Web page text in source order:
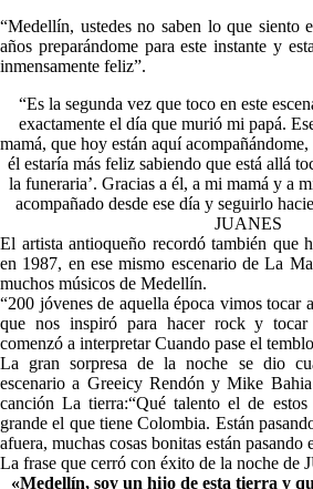
“Medellín, ustedes no saben lo que siento
años preparándome para este instante y
inmensamente feliz”.
“Es la segunda vez que toco en este
exactamente el día que murió mi papá.
mamá, que hoy están aquí
él estaría más feliz sabiendo que está allá
la funeraria’. Gracias a él, a mi mamá y a
acompañado desde ese día y seguirlo
JUANES
El artista antioqueño recordó también que
en 1987, en ese mismo escenario de La
muchos músicos de Medellín.
“200 jóvenes de aquella época vimos tocar
que nos inspiró para hacer rock y
comenzó a interpretar Cuando pase el
La gran sorpresa de la noche se dio
escenario a Greeicy Rendón y Mike
canción La tierra:“Qué talento el de
grande el que tiene Colombia. Están
afuera, muchas cosas bonitas están pasando
La frase que cerró con éxito de la noche de
«Medellín, soy un hijo de esta tierra y